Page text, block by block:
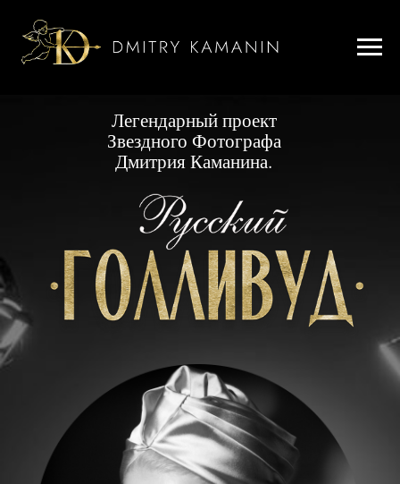
Дмитрия Каманина.